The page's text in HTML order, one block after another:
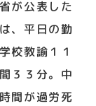
が公表した
、平日の勤
校教諭１１
３３分。中
間が過労死